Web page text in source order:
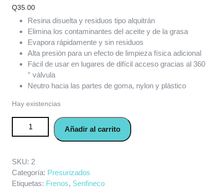
Q35.00
Resina disuelta y residuos tipo alquitrán
Elimina los contaminantes del aceite y de la grasa
Evapora rápidamente y sin residuos
Alta presión para un efecto de limpieza física adicional
Fácil de usar en lugares de difícil acceso gracias al 360
° válvula
Neutro hacia las partes de goma, nylon y plástico
Hay existencias
Limpiador de Partes y Frenos - Brake & Parts Cleaner
Senfineco - 9994 cantidad
Añadir al carrito
SKU: 2
Categoría: Presurizados
Etiquetas: Frenos, Senfineco